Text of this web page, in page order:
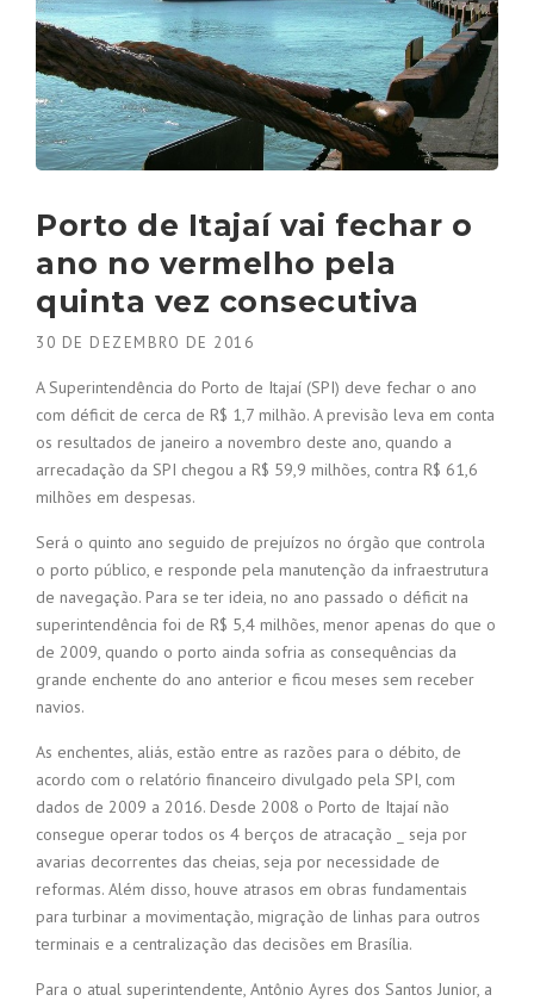
Porto de Itajaí vai fechar o
ano no vermelho pela
quinta vez consecutiva
30 DE DEZEMBRO DE 2016
A Superintendência do Porto de Itajaí (SPI) deve fechar o ano
com déficit de cerca de R$ 1,7 milhão. A previsão leva em conta
os resultados de janeiro a novembro deste ano, quando a
arrecadação da SPI chegou a R$ 59,9 milhões, contra R$ 61,6
milhões em despesas.
Será o quinto ano seguido de prejuízos no órgão que controla
o porto público, e responde pela manutenção da infraestrutura
de navegação. Para se ter ideia, no ano passado o déficit na
superintendência foi de R$ 5,4 milhões, menor apenas do que o
de 2009, quando o porto ainda sofria as consequências da
grande enchente do ano anterior e ficou meses sem receber
navios.
As enchentes, aliás, estão entre as razões para o débito, de
acordo com o relatório financeiro divulgado pela SPI, com
dados de 2009 a 2016. Desde 2008 o Porto de Itajaí não
consegue operar todos os 4 berços de atracação _ seja por
avarias decorrentes das cheias, seja por necessidade de
reformas. Além disso, houve atrasos em obras fundamentais
para turbinar a movimentação, migração de linhas para outros
terminais e a centralização das decisões em Brasília.
Para o atual superintendente, Antônio Ayres dos Santos Junior, a